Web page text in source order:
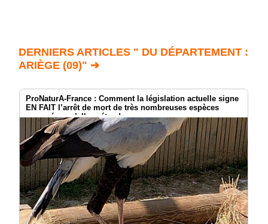
DERNIERS ARTICLES " DU DÉPARTEMENT :
ARIÈGE (09)" ➔
ProNaturA-France : Comment la législation actuelle signe
EN FAIT l’arrêt de mort de très nombreuses espèces
menacées qu’elle prétend sauver.